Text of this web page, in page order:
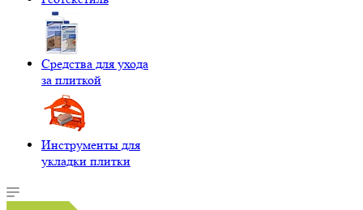
Средства для ухода
за плиткой
Инструменты для
укладки плитки